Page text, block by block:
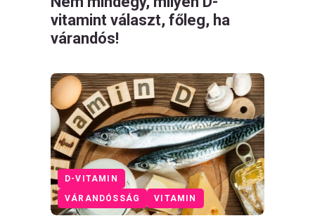
vitamint választ, főleg, ha
várandós!
VÁRANDÓSSÁG VITAMIN
D-VITAMIN